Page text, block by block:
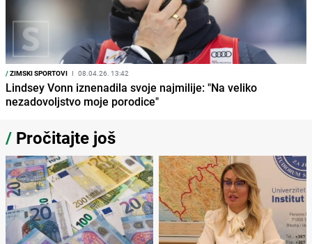
/ZIMSKI SPORTOVI I 08.04.26. 13:42
Lindsey Vonn iznenadila svoje najmilije: "Na veliko
nezadovoljstvo moje porodice"
/ Pročitajte još